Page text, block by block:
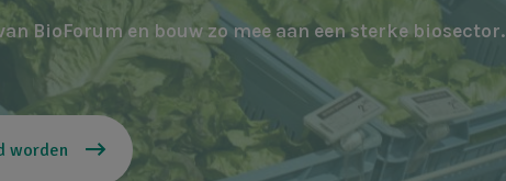
BioForum en bouw zo mee aan een sterke biosector.
worden